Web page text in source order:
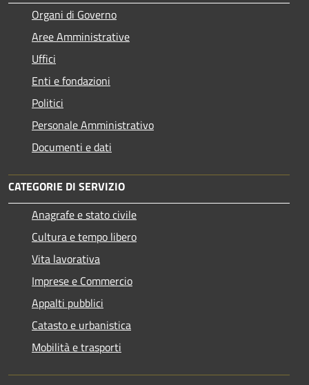
Organi di Governo
Aree Amministrative
Uffici
Enti e fondazioni
Politici
Personale Amministrativo
Documenti e dati
CATEGORIE DI SERVIZIO
Anagrafe e stato civile
Cultura e tempo libero
Vita lavorativa
Imprese e Commercio
Appalti pubblici
Catasto e urbanistica
Mobilità e trasporti